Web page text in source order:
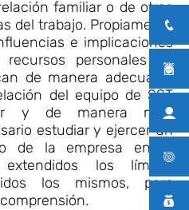
familiar o de otras
del trabajo. Propiamente
e implicaciones
personales de
de manera adecuada,
del equipo de SST
y de manera muy
estudiar y ejercer un
de la empresa en la
los límites
los mismos, pero